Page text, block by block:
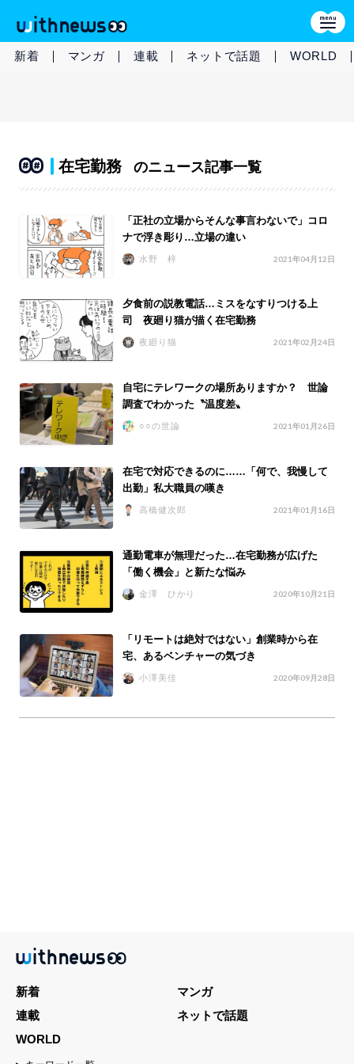
新着 マンガ 連載 ネットで話題 WORLD
在宅勤務 のニュース記事一覧
「正社の立場からそんな事言わないで」コロ
ナで浮き彫り…立場の違い
水野 梓 2021年04月12日
夕食前の説教電話…ミスをなすりつける上
司 夜廻り猫が描く在宅勤務
夜廻り猫 2021年02月24日
自宅にテレワークの場所ありますか？ 世論
調査でわかった〝温度差〟
○○の世論 2021年01月26日
在宅で対応できるのに……「何で、我慢して
出勤」私大職員の嘆き
高橋健次郎 2021年01月16日
通勤電車が無理だった…在宅勤務が広げた
「働く機会」と新たな悩み
金澤 ひかり 2020年10月21日
「リモートは絶対ではない」創業時から在
宅、あるベンチャーの気づき
小澤美佳 2020年09月28日
新着
マンガ
連載
ネットで話題
WORLD